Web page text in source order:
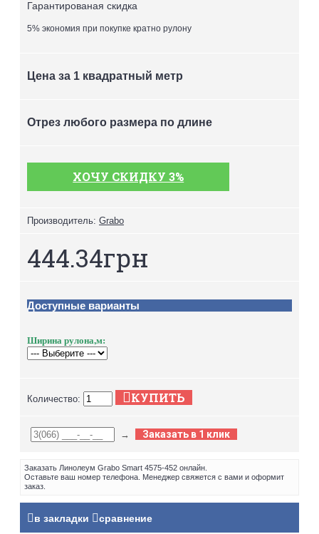
Гарантированая скидка
5% экономия при покупке кратно рулону
Цена за 1 квадратный метр
Отрез любого размера по длине
ХОЧУ СКИДКУ 3%
Производитель: Grabo
444.34грн
Доступные варианты
Ширина рулона,м:
Количество: КУПИТЬ
→ Заказать в 1 клик
Заказать Линолеум Grabo Smart 4575-452 онлайн.
Оставьте ваш номер телефона. Менеджер свяжется с вами и оформит
заказ.
в закладки сравнение